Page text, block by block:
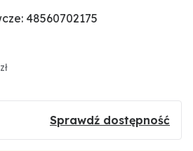
48560702175
Sprawdź dostępność